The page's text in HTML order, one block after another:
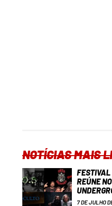
NOTÍCIAS MAIS
FESTIVAL
REÚNE
7 DE JULHO